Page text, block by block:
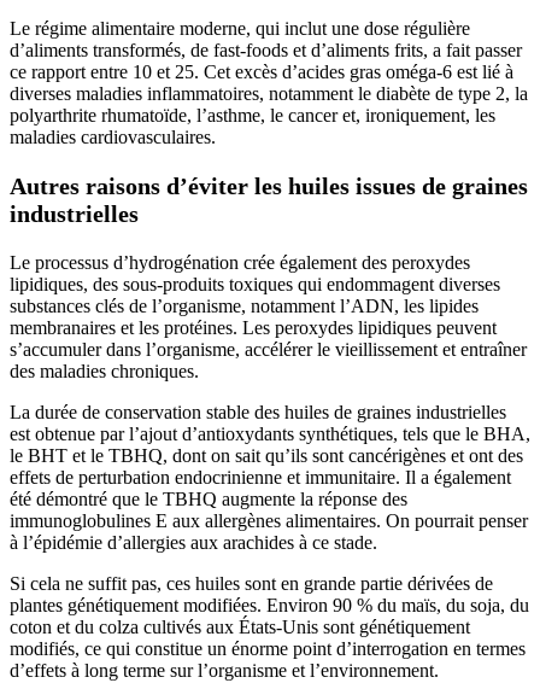
Le régime alimentaire moderne, qui inclut une dose régulière
d’aliments transformés, de fast-foods et d’aliments frits, a fait passer
ce rapport entre 10 et 25. Cet excès d’acides gras oméga-6 est lié à
diverses maladies inflammatoires, notamment le diabète de type 2, la
polyarthrite rhumatoïde, l’asthme, le cancer et, ironiquement, les
maladies cardiovasculaires.
Autres raisons d’éviter les huiles issues de graines
industrielles
Le processus d’hydrogénation crée également des peroxydes
lipidiques, des sous-produits toxiques qui endommagent diverses
substances clés de l’organisme, notamment l’ADN, les lipides
membranaires et les protéines. Les peroxydes lipidiques peuvent
s’accumuler dans l’organisme, accélérer le vieillissement et entraîner
des maladies chroniques.
La durée de conservation stable des huiles de graines industrielles
est obtenue par l’ajout d’antioxydants synthétiques, tels que le BHA,
le BHT et le TBHQ, dont on sait qu’ils sont cancérigènes et ont des
effets de perturbation endocrinienne et immunitaire. Il a également
été démontré que le TBHQ augmente la réponse des
immunoglobulines E aux allergènes alimentaires. On pourrait penser
à l’épidémie d’allergies aux arachides à ce stade.
Si cela ne suffit pas, ces huiles sont en grande partie dérivées de
plantes génétiquement modifiées. Environ 90 % du maïs, du soja, du
coton et du colza cultivés aux États-Unis sont génétiquement
modifiés, ce qui constitue un énorme point d’interrogation en termes
d’effets à long terme sur l’organisme et l’environnement.